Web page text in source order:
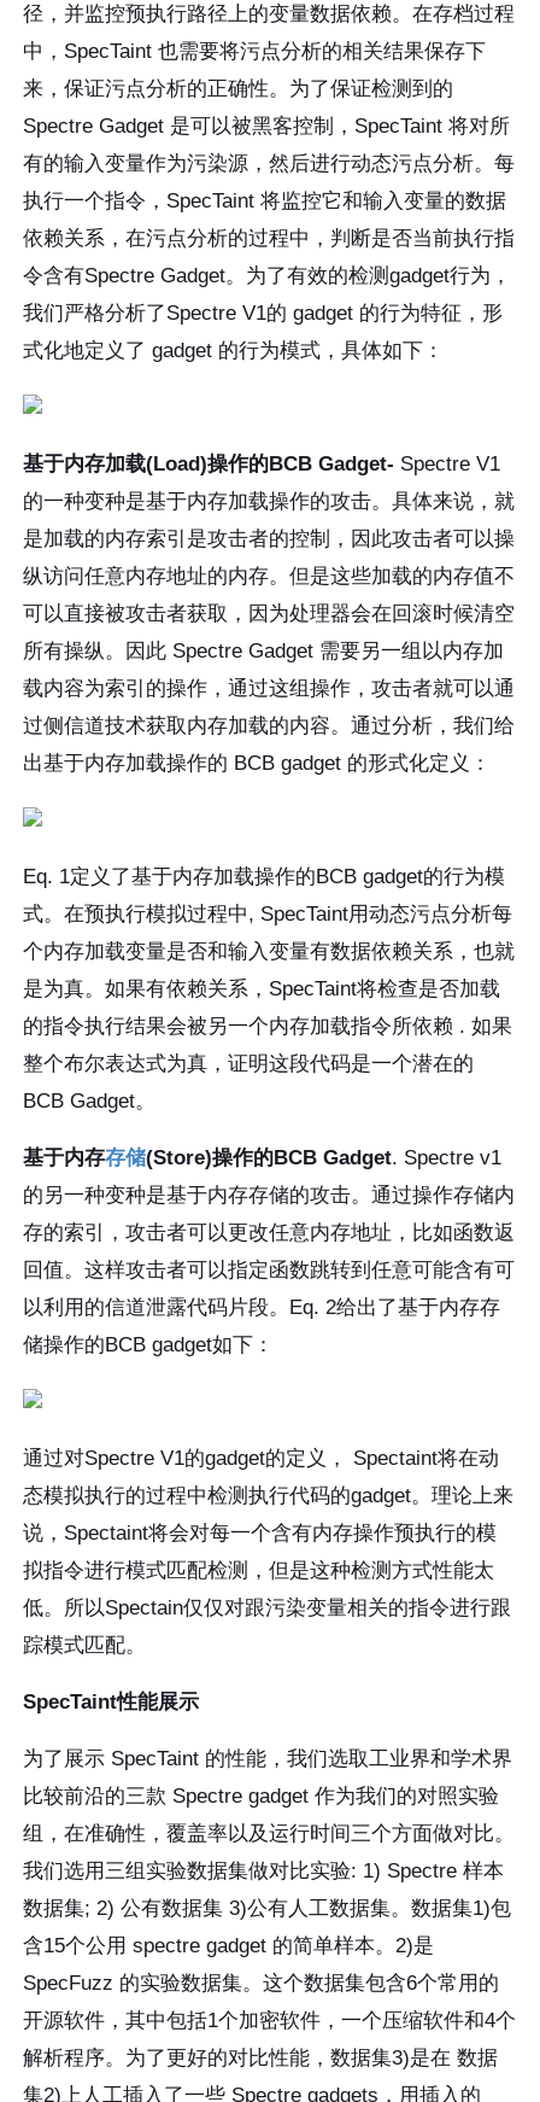
径，并监控预执行路径上的变量数据依赖。在存档过程
中，SpecTaint 也需要将污点分析的相关结果保存下
来，保证污点分析的正确性。为了保证检测到的
Spectre Gadget 是可以被黑客控制，SpecTaint 将对所
有的输入变量作为污染源，然后进行动态污点分析。每
执行一个指令，SpecTaint 将监控它和输入变量的数据
依赖关系，在污点分析的过程中，判断是否当前执行指
令含有Spectre Gadget。为了有效的检测gadget行为，
我们严格分析了Spectre V1的 gadget 的行为特征，形
式化地定义了 gadget 的行为模式，具体如下：
基于内存加载(Load)操作的BCB Gadget- Spectre V1
的一种变种是基于内存加载操作的攻击。具体来说，就
是加载的内存索引是攻击者的控制，因此攻击者可以操
纵访问任意内存地址的内存。但是这些加载的内存值不
可以直接被攻击者获取，因为处理器会在回滚时候清空
所有操纵。因此 Spectre Gadget 需要另一组以内存加
载内容为索引的操作，通过这组操作，攻击者就可以通
过侧信道技术获取内存加载的内容。通过分析，我们给
出基于内存加载操作的 BCB gadget 的形式化定义：
Eq. 1定义了基于内存加载操作的BCB gadget的行为模
式。在预执行模拟过程中, SpecTaint用动态污点分析每
个内存加载变量是否和输入变量有数据依赖关系，也就
是为真。如果有依赖关系，SpecTaint将检查是否加载
的指令执行结果会被另一个内存加载指令所依赖 . 如果
整个布尔表达式为真，证明这段代码是一个潜在的
BCB Gadget。
基于内存存储(Store)操作的BCB Gadget. Spectre v1
的另一种变种是基于内存存储的攻击。通过操作存储内
存的索引，攻击者可以更改任意内存地址，比如函数返
回值。这样攻击者可以指定函数跳转到任意可能含有可
以利用的信道泄露代码片段。Eq. 2给出了基于内存存
储操作的BCB gadget如下：
通过对Spectre V1的gadget的定义， Spectaint将在动
态模拟执行的过程中检测执行代码的gadget。理论上来
说，Spectaint将会对每一个含有内存操作预执行的模
拟指令进行模式匹配检测，但是这种检测方式性能太
低。所以Spectain仅仅对跟污染变量相关的指令进行跟
踪模式匹配。
SpecTaint性能展示
为了展示 SpecTaint 的性能，我们选取工业界和学术界
比较前沿的三款 Spectre gadget 作为我们的对照实验
组，在准确性，覆盖率以及运行时间三个方面做对比。
我们选用三组实验数据集做对比实验: 1) Spectre 样本
数据集; 2) 公有数据集 3)公有人工数据集。数据集1)包
含15个公用 spectre gadget 的简单样本。2)是
SpecFuzz 的实验数据集。这个数据集包含6个常用的
开源软件，其中包括1个加密软件，一个压缩软件和4个
解析程序。为了更好的对比性能，数据集3)是在 数据
集2)上人工插入了一些 Spectre gadgets，用插入的